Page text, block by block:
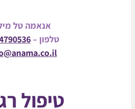
אנאמה טל מילר
טלפון –0504790536
info@anama.co.il
טיפול רגשי